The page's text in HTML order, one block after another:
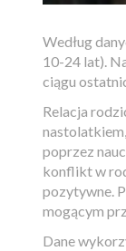
Według
10-24 lat).
ciągu
Relacja
poprzez
konflikt w
pozytywne.
mogącym
Dane